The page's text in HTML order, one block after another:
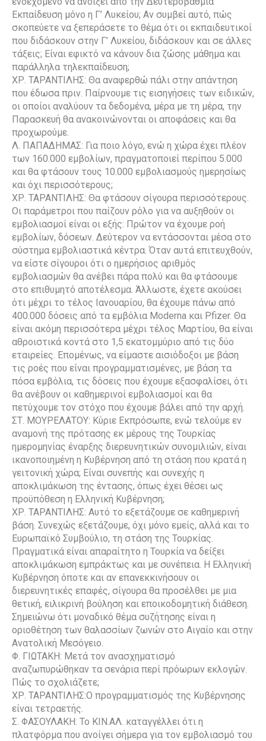
Εκπαίδευση μόνο η Γ’ Λυκείου; Αν συμβεί αυτό, πώς
σκοπεύετε να ξεπεράσετε το θέμα ότι οι εκπαιδευτικοί
που διδάσκουν στην Γ’ Λυκείου, διδάσκουν και σε άλλες
τάξεις; Είναι εφικτό να κάνουν δια ζώσης μάθημα και
παράλληλα τηλεκπαίδευση;
ΧΡ. ΤΑΡΑΝΤΙΛΗΣ: Θα αναφερθώ πάλι στην απάντηση
που έδωσα πριν. Παίρνουμε τις εισηγήσεις των ειδικών,
οι οποίοι αναλύουν τα δεδομένα, μέρα με τη μέρα, την
Παρασκευή θα ανακοινώνονται οι αποφάσεις και θα
προχωρούμε.
Λ. ΠΑΠΑΔΗΜΑΣ: Για ποιο λόγο, ενώ η χώρα έχει πλέον
των 160.000 εμβολίων, πραγματοποιεί περίπου 5.000
και θα φτάσουν τους 10.000 εμβολιασμούς ημερησίως
και όχι περισσότερους;
ΧΡ. ΤΑΡΑΝΤΙΛΗΣ: Θα φτάσουν σίγουρα περισσότερους.
Οι παράμετροι που παίζουν ρόλο για να αυξηθούν οι
εμβολιασμοί είναι οι εξής: Πρώτον να έχουμε ροή
εμβολίων, δόσεων. Δεύτερον να εντάσσονται μέσα στο
σύστημα εμβολιαστικά κέντρα. Όταν αυτά επιτευχθούν,
να είστε σίγουροι ότι ο ημερήσιος αριθμός
εμβολιασμών θα ανέβει πάρα πολύ και θα φτάσουμε
στο επιθυμητό αποτέλεσμα. Άλλωστε, έχετε ακούσει
ότι μέχρι το τέλος Ιανουαρίου, θα έχουμε πάνω από
400.000 δόσεις από τα εμβόλια Moderna και Pfizer. Θα
είναι ακόμη περισσότερα μέχρι τέλος Μαρτίου, θα είναι
αθροιστικά κοντά στο 1,5 εκατομμύριο από τις δύο
εταιρείες. Επομένως, να είμαστε αισιόδοξοι με βάση
τις ροές που είναι προγραμματισμένες, με βάση τα
πόσα εμβόλια, τις δόσεις που έχουμε εξασφαλίσει, ότι
θα ανέβουν οι καθημερινοί εμβολιασμοί και θα
πετύχουμε τον στόχο που έχουμε βάλει από την αρχή.
ΣΤ. ΜΟΥΡΕΛΑΤΟΥ: Κύριε Εκπρόσωπε, ενώ τελούμε εν
αναμονή της πρότασης εκ μέρους της Τουρκίας
ημερομηνίας έναρξης διερευνητικών συνομιλιών, είναι
ικανοποιημένη η Κυβέρνηση από τη στάση που κρατά η
γειτονική χώρα; Είναι συνεπής και συνεχής η
αποκλιμάκωση της έντασης, όπως έχει θέσει ως
προϋπόθεση η Ελληνική Κυβέρνηση;
ΧΡ. ΤΑΡΑΝΤΙΛΗΣ: Αυτό το εξετάζουμε σε καθημερινή
βάση. Συνεχώς εξετάζουμε, όχι μόνο εμείς, αλλά και το
Ευρωπαϊκό Συμβούλιο, τη στάση της Τουρκίας.
Πραγματικά είναι απαραίτητο η Τουρκία να δείξει
αποκλιμάκωση εμπράκτως και με συνέπεια. Η Ελληνική
Κυβέρνηση όποτε και αν επανεκκινήσουν οι
διερευνητικές επαφές, σίγουρα θα προσέλθει με μια
θετική, ειλικρινή βούληση και εποικοδομητική διάθεση.
Σημειώνω ότι μοναδικό θέμα συζήτησης είναι η
οριοθέτηση των θαλασσίων ζωνών στο Αιγαίο και στην
Ανατολική Μεσόγειο.
Φ. ΓΙΩΤΑΚΗ: Μετά τον ανασχηματισμό
αναζωπυρώθηκαν τα σενάρια περί πρόωρων εκλογών.
Πώς το σχολιάζετε;
ΧΡ. ΤΑΡΑΝΤΙΛΗΣ:Ο προγραμματισμός της Κυβέρνησης
είναι τετραετής.
Σ. ΦΑΣΟΥΛΑΚΗ: Το ΚΙΝ.ΑΛ. καταγγέλλει ότι η
πλατφόρμα που ανοίγει σήμερα για τον εμβολιασμό του